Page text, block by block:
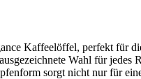
Kaffeelöffel, perfekt für
Wahl für jedes
sorgt nicht nur für